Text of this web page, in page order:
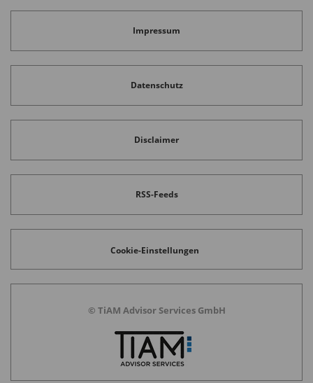
Impressum
Datenschutz
Disclaimer
RSS-Feeds
Cookie-Einstellungen
© TiAM Advisor Services GmbH